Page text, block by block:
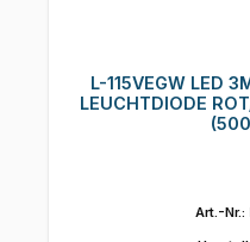
L-115VEGW LED
LEUCHTDIODE
Art.-Nr.: